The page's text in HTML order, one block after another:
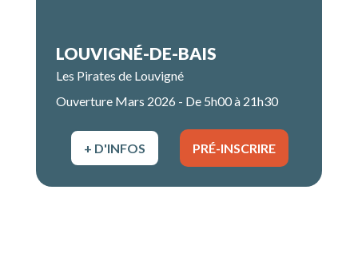
LOUVIGNÉ-DE-BAIS
Les Pirates de Louvigné
Ouverture Mars 2026 - De 5h00 à 21h30
+ D'INFOS PRÉ-INSCRIRE